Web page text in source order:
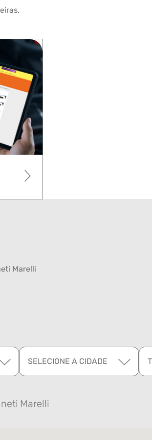
Marelli
SELECIONE A CIDADE
Marelli